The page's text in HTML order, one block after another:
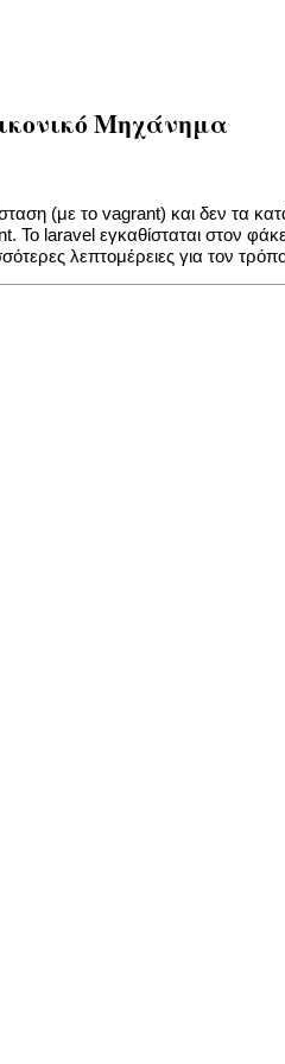
Μηχάνημα
(με το vagrant) και δεν τα
laravel εγκαθίσταται στον
λεπτομέρειες για τον